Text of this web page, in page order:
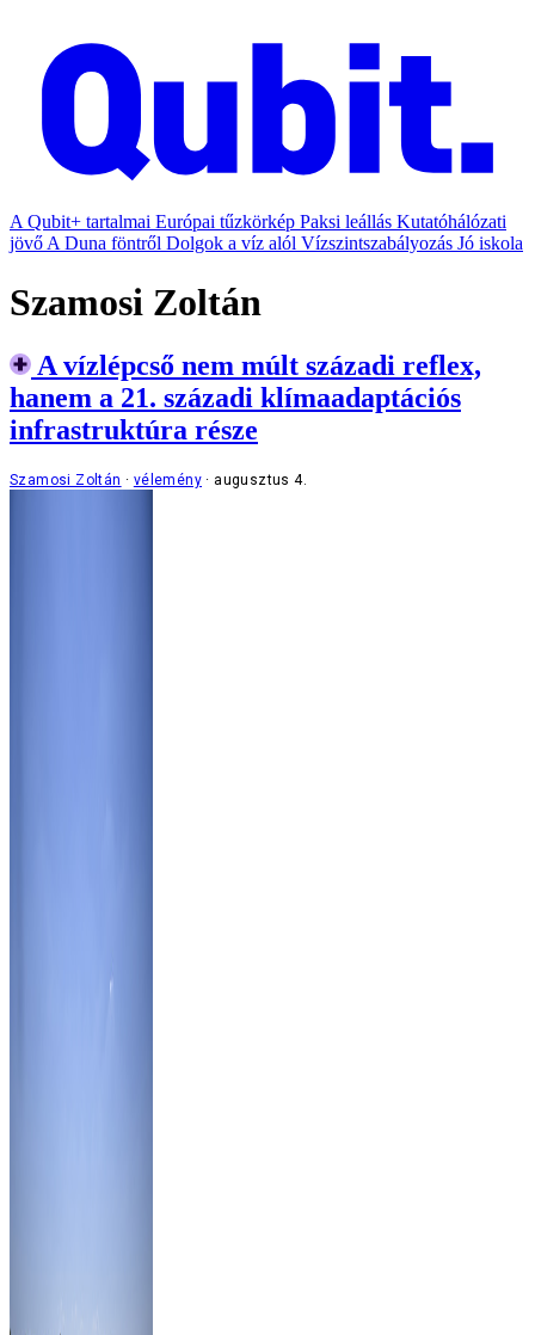
A Qubit+ tartalmai Európai tűzkörkép Paksi leállás Kutatóhálózati
jövő A Duna föntről Dolgok a víz alól Vízszintszabályozás Jó iskola
Szamosi Zoltán
A vízlépcső nem múlt századi reflex,
hanem a 21. századi klímaadaptációs
infrastruktúra része
Szamosi Zoltán vélemény augusztus 4.